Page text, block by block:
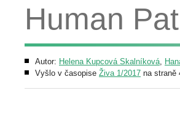
Human
Autor: Helena Kupcová Skalníková,
Vyšlo v časopise Živa 1/2017 na straně